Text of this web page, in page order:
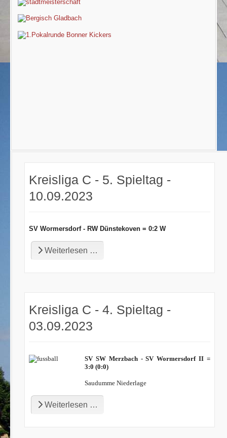
Kreisliga C - 5. Spieltag -
10.09.2023
SV Wormersdorf - RW Dünstekoven = 0:2 W
Weiterlesen …
Kreisliga C - 4. Spieltag -
03.09.2023
SV SW Merzbach - SV Wormersdorf II =
3:0 (0:0)
Saudumme Niederlage
Weiterlesen …